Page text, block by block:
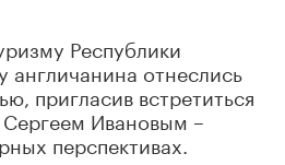
Республики
англичанина отнеслись
пригласив встретиться
Сергеем Ивановым –
перспективах.